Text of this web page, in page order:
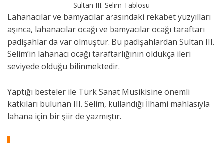
Sultan III. Selim Tablosu
Lahanacılar ve bamyacılar arasındaki rekabet yüzyılları
aşınca, lahanacılar ocağı ve bamyacılar ocağı taraftarı
padişahlar da var olmuştur. Bu padişahlardan Sultan III.
Selim’in lahanacı ocağı taraftarlığının oldukça ileri
seviyede olduğu bilinmektedir.
Yaptığı besteler ile Türk Sanat Musikisine önemli
katkıları bulunan III. Selim, kullandığı İlhami mahlasıyla
lahana için bir şiir de yazmıştır.